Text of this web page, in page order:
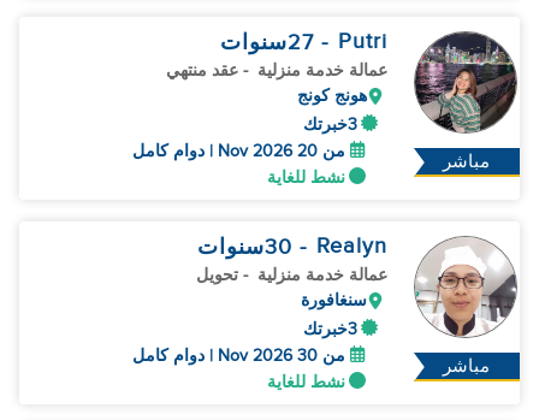
مباشر
Putri
- 27 سنوات
عمالة خدمة منزلية - عقد منتهي
هونج كونج
3خبرتك
من 20 Nov 2026 | دوام كامل
نشط للغاية
مباشر
Realyn
- 30 سنوات
عمالة خدمة منزلية - تحويل
سنغافورة
3خبرتك
من 30 Nov 2026 | دوام كامل
نشط للغاية